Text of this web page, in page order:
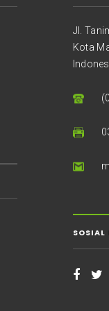
Jl.
Kota
SOSIAL